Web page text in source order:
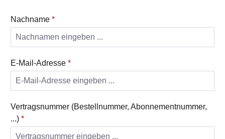
Nachname *
E-Mail-Adresse *
Vertragsnummer (Bestellnummer, Abonnementnummer,
...) *